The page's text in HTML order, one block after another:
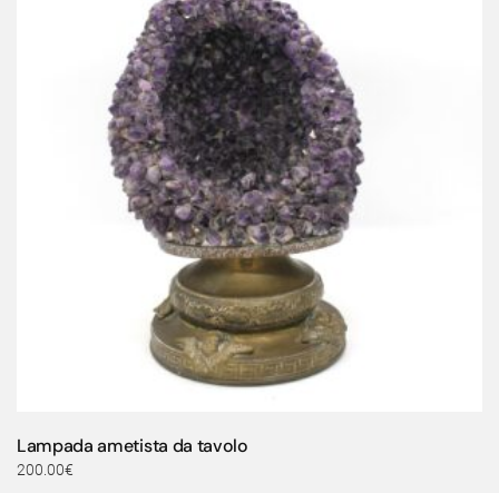
Lampada ametista da tavolo
200.00€